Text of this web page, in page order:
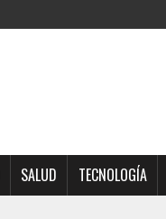
SALUD TECNOLOGÍA